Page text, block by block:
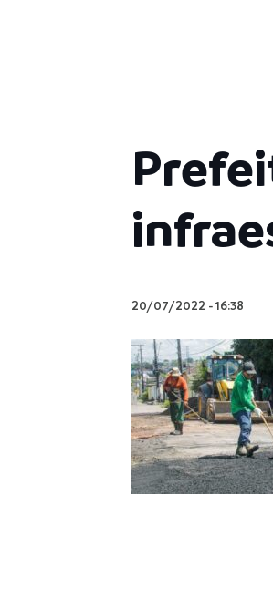
20/07/2022 -16:38